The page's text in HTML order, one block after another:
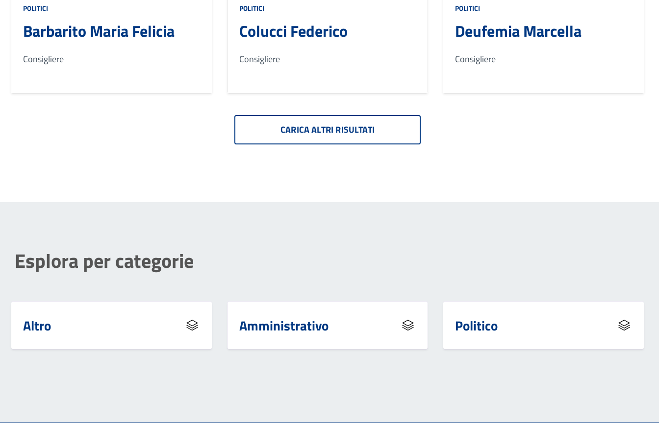
POLITICI
Barbarito Maria Felicia
Consigliere
POLITICI
Colucci Federico
Consigliere
POLITICI
Deufemia Marcella
Consigliere
CARICA ALTRI RISULTATI
Esplora per categorie
Altro Amministrativo Politico